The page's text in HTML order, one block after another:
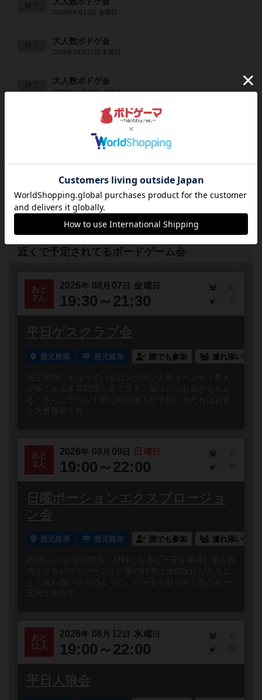
2024年9月13日 金曜日
大人数ボドゲ会
2024年10月31日 木曜日
大人数ボドゲ会
2024年11月19日 火曜日
【満枠御礼！】大人数ボドゲ会
終了
終了 大人数ボドゲ会
2025年2月4日 火曜日
近くで予定されてるボードゲーム会
あと
7人
2026年 08 月 07 日 金曜日
19:30～21:30
1
平日ゲスクラブ会
鹿児島県 鹿児島市 誰でも参加 連れ添い登録
過去満枠にもなっているロングラン人気イベント！答え
が多くある多答問題を皆で答え、被ったらお金がもらえ
る！さらにラウンド中に何回被るか予想し当たればお金
を大量獲得！皆...
あと
3人
2026年 08 月 09 日 日 曜日
19:00～22:00
1
日曜ポーションエクスプロージョ
ン会
鹿児島県 鹿児島市 誰でも参加 連れ添い登録
約1年ぶりに復活開催！材料となるビー玉を獲得し薬を完
成させるパズルゲーム！一番の特徴は連鎖反応があるこ
と！落ち物パズルのように、ビー玉を取り同じ色のビー
あと
12人
2026年 08 月 12 日 水 曜日
19:00～22:00
1
平日人狼会